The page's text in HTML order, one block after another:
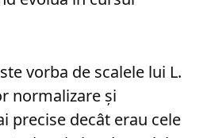
vorba de scalele lui L.
normalizare și
precise decât erau cele